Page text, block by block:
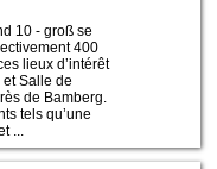
10 - groß se
400
lieux d’intérêt
Salle de
de Bamberg.
tels qu’une
...